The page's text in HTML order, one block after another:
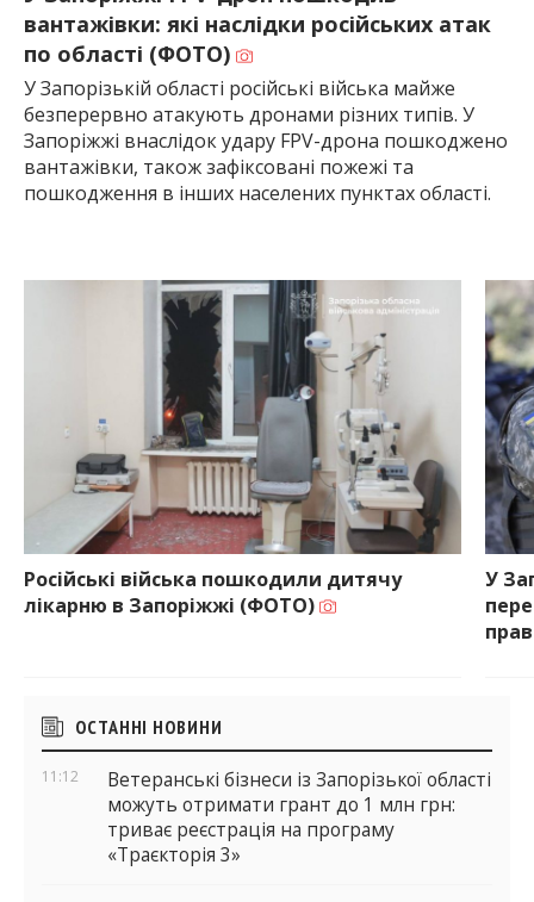
найважливішу інформацію про події
міста Запоріжжя та області.
вантажівки: які наслідки російських атак
по області (ФОТО)
У Запорізькій області російські війська майже
безперервно атакують дронами різних типів. У
Запоріжжі внаслідок удару FPV-дрона пошкоджено
вантажівки, також зафіксовані пожежі та
пошкодження в інших населених пунктах області.
Російські війська пошкодили дитячу
лікарню в Запоріжжі (ФОТО)
У
ОСТАННІ НОВИНИ
11:12
Ветеранські бізнеси із Запорізької області
можуть отримати грант до 1 млн грн:
триває реєстрація на програму
«Траєкторія 3»